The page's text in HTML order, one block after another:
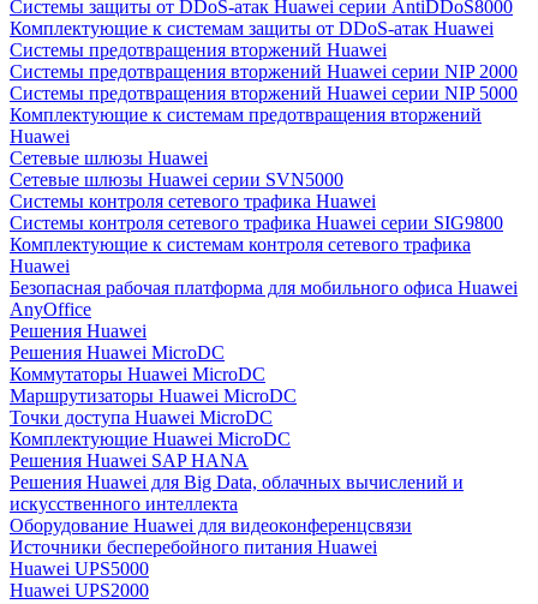
Системы защиты от DDoS-атак Huawei серии AntiDDoS8000
Комплектующие к системам защиты от DDoS-атак Huawei
Системы предотвращения вторжений Huawei
Системы предотвращения вторжений Huawei серии NIP 2000
Системы предотвращения вторжений Huawei серии NIP 5000
Комплектующие к системам предотвращения вторжений
Huawei
Сетевые шлюзы Huawei
Сетевые шлюзы Huawei серии SVN5000
Системы контроля сетевого трафика Huawei
Системы контроля сетевого трафика Huawei серии SIG9800
Комплектующие к системам контроля сетевого трафика
Huawei
Безопасная рабочая платформа для мобильного офиса Huawei
AnyOffice
Решения Huawei
Решения Huawei MicroDC
Коммутаторы Huawei MicroDC
Маршрутизаторы Huawei MicroDC
Точки доступа Huawei MicroDC
Комплектующие Huawei MicroDC
Решения Huawei SAP HANA
Решения Huawei для Big Data, облачных вычислений и
искусственного интеллекта
Оборудование Huawei для видеоконференцсвязи
Источники бесперебойного питания Huawei
Huawei UPS5000
Huawei UPS2000